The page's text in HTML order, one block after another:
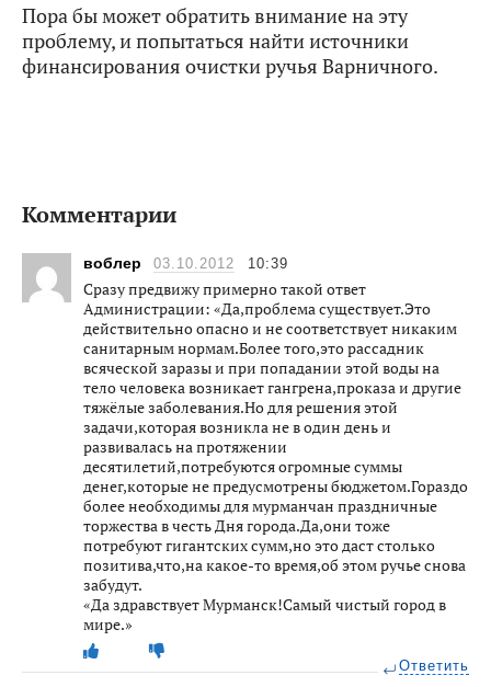
Пора бы может обратить внимание на эту
проблему, и попытаться найти источники
финансирования очистки ручья Варничного.
Комментарии
воблер 03.10.2012 10:39
Сразу предвижу примерно такой ответ
Администрации: «Да,проблема существует.Это
действительно опасно и не соответствует никаким
санитарным нормам.Более того,это рассадник
всяческой заразы и при попадании этой воды на
тело человека возникает гангрена,проказа и другие
тяжёлые заболевания.Но для решения этой
задачи,которая возникла не в один день и
развивалась на протяжении
десятилетий,потребуются огромные суммы
денег,которые не предусмотрены бюджетом.Гораздо
более необходимы для мурманчан праздничные
торжества в честь Дня города.Да,они тоже
потребуют гигантских сумм,но это даст столько
позитива,что,на какое-то время,об этом ручье снова
забудут.
«Да здравствует Мурманск!Самый чистый город в
мире.»
Ответить